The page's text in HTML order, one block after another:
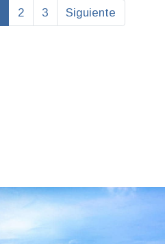
2 3 Siguiente